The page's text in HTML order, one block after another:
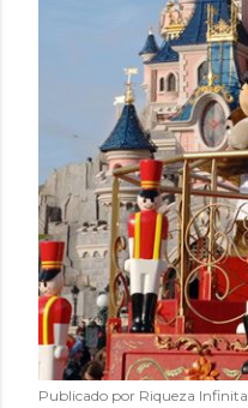
Publicado por Riqueza Infinita